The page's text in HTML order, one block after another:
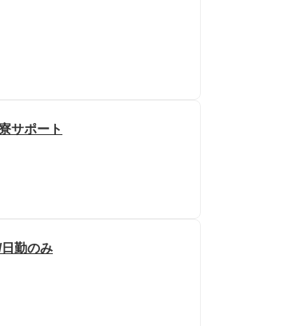
サポート
勤のみ